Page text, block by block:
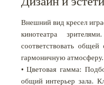
Внешний вид кресел
кинотеатра
соответствовать общей
гармоничную атмосферу.
• Цветовая гамма:
общий интерьер зала.